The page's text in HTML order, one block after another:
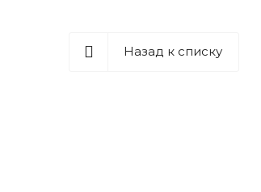
Назад к списку